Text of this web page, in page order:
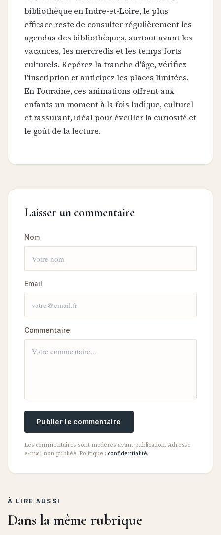
bibliothèque en Indre-et-Loire, le plus
efficace reste de consulter régulièrement les
agendas des bibliothèques, surtout avant les
vacances, les mercredis et les temps forts
culturels. Repérez la tranche d'âge, vérifiez
l'inscription et anticipez les places limitées.
En Touraine, ces animations offrent aux
enfants un moment à la fois ludique, culturel
et rassurant, idéal pour éveiller la curiosité et
le goût de la lecture.
Laisser un commentaire
Nom
Email
Commentaire
Publier le commentaire
Les commentaires sont modérés avant publication. Adresse
e-mail non publiée. Politique : confidentialité.
À LIRE AUSSI
Dans la même rubrique